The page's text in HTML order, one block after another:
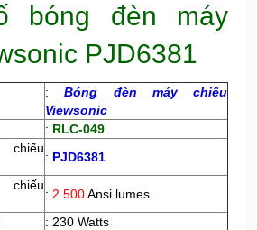
bóng đèn máy
PJD6381
:Bóng đèn máy chiếu
Viewsonic
: RLC-049
: PJD6381
: 2.500Ansi lumes
: 230 Watts